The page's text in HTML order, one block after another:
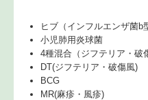
ヒブ（インフルエンザ菌b
小児肺用炎球菌
4種混合（ジフテリア・破
DT(ジフテリア・破傷風)
BCG
MR(麻疹・風疹)